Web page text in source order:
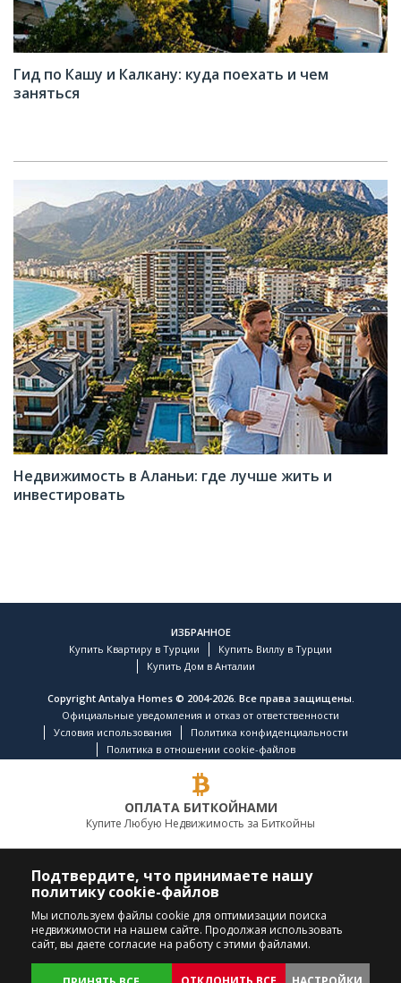
Гид по Кашу и Калкану: куда поехать и чем
заняться
Недвижимость в Аланьи: где лучше жить и
инвестировать
ИЗБРАННОЕ
Купить Квартиру в Турции
Купить Виллу в Турции
Купить Дом в Анталии
Copyright Antalya Homes © 2004-2026. Все права защищены.
Официальные уведомления и отказ от ответственности
Условия использования
Политика конфиденциальности
Политика в отношении cookie-файлов
ОПЛАТА БИТКОЙНАМИ
Купите Любую Недвижимость за Биткойны
ПОЗВОНИТЕ НАМ
+90 242 324 54 94
Подтвердите, что принимаете нашу
политику cookie-файлов
Мы используем файлы cookie для оптимизации поиска
недвижимости на нашем сайте. Продолжая использовать
сайт, вы даете согласие на работу с этими файлами.